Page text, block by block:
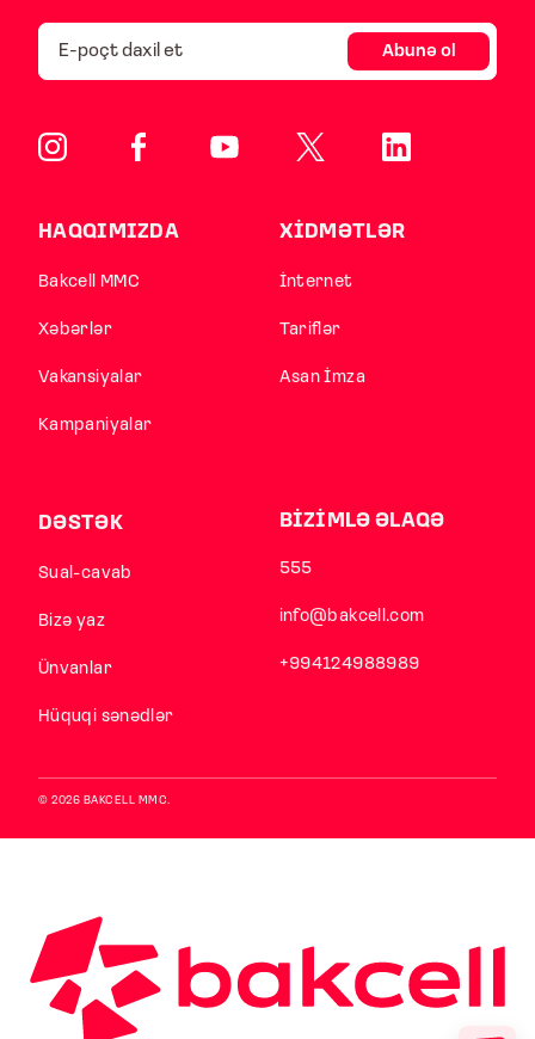
Abunə ol
HAQQIMIZDA
Bakcell MMC
Xəbərlər
Vakansiyalar
Kampaniyalar
XİDMƏTLƏR
İnternet
Tariflər
Asan İmza
DƏSTƏK
Sual-cavab
Bizə yaz
Ünvanlar
Hüquqi sənədlər
BİZİMLƏ ƏLAQƏ
555
info@bakcell.com
+994124988989
© 2026 BAKCELL MMC.